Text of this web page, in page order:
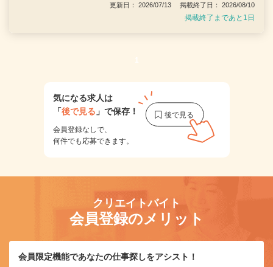
更新日： 2026/07/13 掲載終了日： 2026/08/10
掲載終了まであと1日
1
気になる求人は
「後で見る 」で保存！
会員登録なしで、
何件でも応募できます。
クリエイトバイト
会員登録のメリット
会員限定機能であなたの仕事探しをアシスト！